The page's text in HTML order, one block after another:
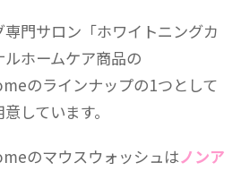
門サロン「ホワイトニングカ
ホームケア商品の
のラインナップの1つとして
しています。
のマウスウォッシュはノンア